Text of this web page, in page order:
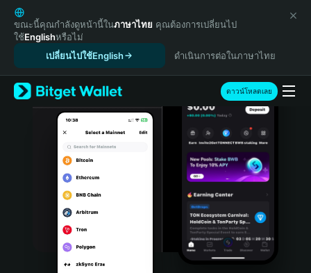
English
日本語
Tiếng Việt
Español (Latinoamérica)
Türkçe
Italiano
Português (Portugal)
Bahasa Indonesia
ขณะนี้คุณกำลังดูหน้านี้ในภาษาไทย คุณต้องการเปลี่ยนไป
ใช้Englishหรือไม่
เปลี่ยนไปใช้English
ดำเนินการต่อในภาษาไทย
ดาวน์โหลดเลย